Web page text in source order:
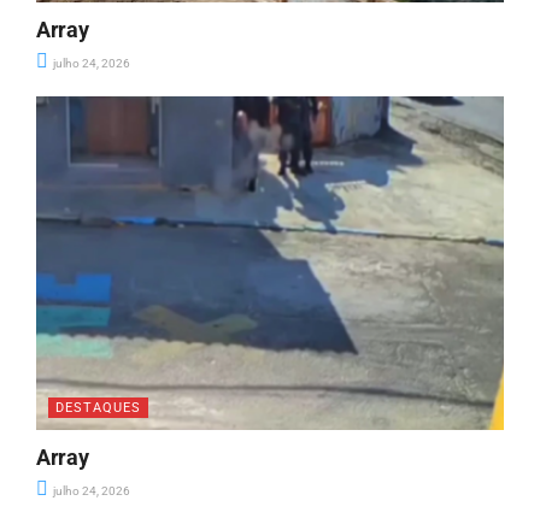
Array
julho 24, 2026
DESTAQUES
Array
julho 24, 2026